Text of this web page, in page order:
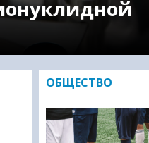
ОБЩЕСТВО